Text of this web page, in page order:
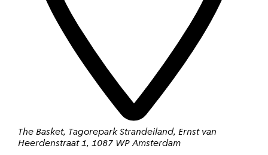
The Basket, Tagorepark Strandeiland, Ernst van
Heerdenstraat 1, 1087 WP Amsterdam